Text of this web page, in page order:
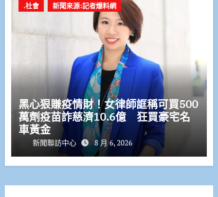
.社會 新聞來源:記者爆料網
黑心狠賺疫情財！女律師誆稱可買500
萬劑疫苗詐慈濟10.6億 狂買豪宅名
車黃金
新聞聯訪中心 8 月 6, 2026